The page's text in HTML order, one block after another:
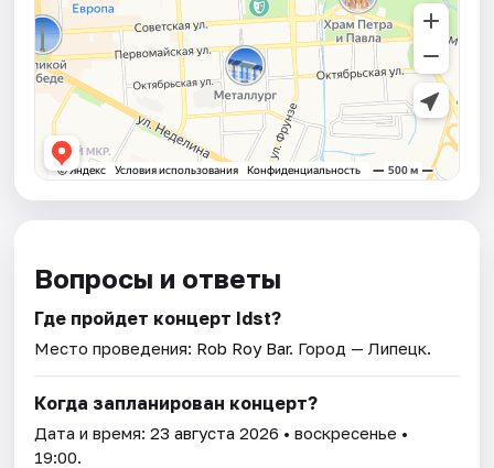
Вопросы и ответы
Где пройдет концерт Idst?
Место проведения: Rob Roy Bar. Город — Липецк.
Когда запланирован концерт?
Дата и время:23 августа 2026 • воскресенье •
19:00.